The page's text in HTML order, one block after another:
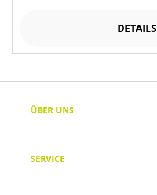
DETAILS
ÜBER UNS
SERVICE